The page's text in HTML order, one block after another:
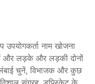
नाम खोजना
और लड़के और लड़की दोनों
चुनें, विभाजक और कुछ